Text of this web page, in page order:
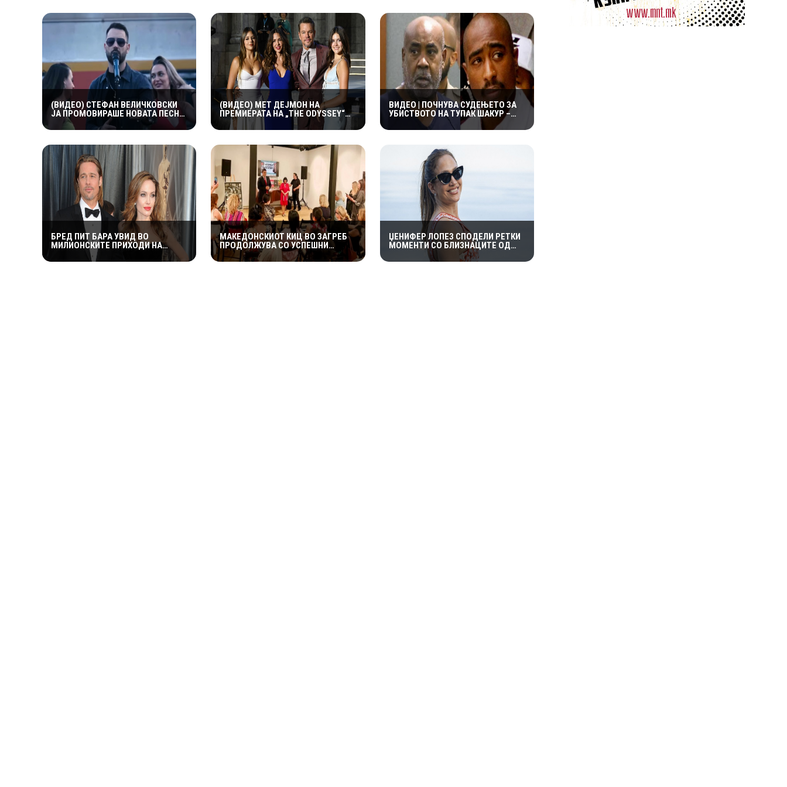
(ВИДЕО) СТЕФАН ВЕЛИЧКОВСКИ
ЈА ПРОМОВИРАШЕ НОВАТА ПЕСНА
„КАРТА“ – СОВРЕМЕН ЗВУК, СИЛНА
ЕМОЦИЈА И ВПЕЧАТЛИВ
(ВИДЕО) МЕТ ДЕЈМОН НА
ПРЕМИЕРАТА НА „THE ODYSSEY“
ПРИСТИГНА СО СЕМЕЈСТВОТО –
НЕГОВИТЕ ЌЕРКИ ГИ УКРАДОА
ВИДЕО | ПОЧНУВА СУДЕЊЕТО ЗА
УБИСТВОТО НА ТУПАК ШАКУР –
ДАЛИ ПО РЕЧИСИ 30 ГОДИНИ
КОНЕЧНО ЌЕ БИДЕ ОТКРИЕНА
БРЕД ПИТ БАРА УВИД ВО
МИЛИОНСКИТЕ ПРИХОДИ НА
АНЏЕЛИНА ЏОЛИ – СУДСКАТА
БИТКА ОКОЛУ „ШАТО МИРАВАЛ“
МАКЕДОНСКИОТ КИЦ ВО ЗАГРЕБ
ПРОДОЛЖУВА СО УСПЕШНИ
КУЛТУРНИ НАСТАНИ – ГОЛЕМ
ИНТЕРЕС ЗА „ИСТОРИЈА НА
ЏЕНИФЕР ЛОПЕЗ СПОДЕЛИ РЕТКИ
МОМЕНТИ СО БЛИЗНАЦИТЕ ОД
ПАТУВАЊЕТО НИЗ ЕВРОПА, НО
ФОТОГРАФИИТЕ ПРЕДИЗВИКАА